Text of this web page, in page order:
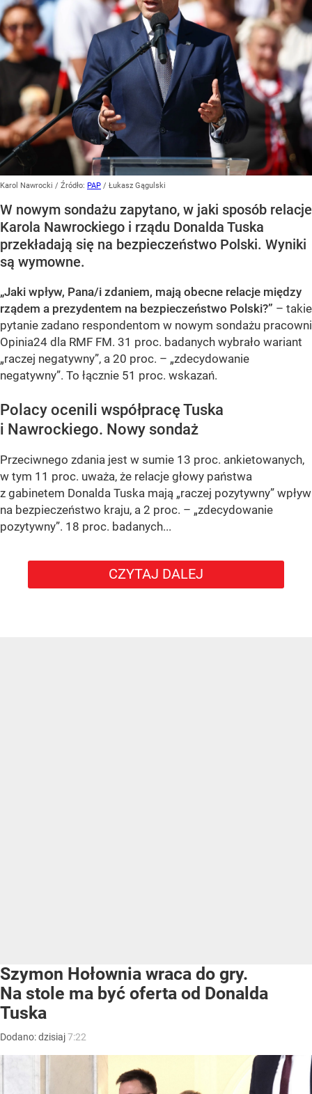
Karol Nawrocki / Źródło: PAP / Łukasz Gągulski
W nowym sondażu zapytano, w jaki sposób relacje
Karola Nawrockiego i rządu Donalda Tuska
przekładają się na bezpieczeństwo Polski. Wyniki
są wymowne.
„Jaki wpływ, Pana/i zdaniem, mają obecne relacje między
rządem a prezydentem na bezpieczeństwo Polski?” – takie
pytanie zadano respondentom w nowym sondażu pracowni
Opinia24 dla RMF FM. 31 proc. badanych wybrało wariant
„raczej negatywny”, a 20 proc. – „zdecydowanie
negatywny”. To łącznie 51 proc. wskazań.
Polacy ocenili współpracę Tuska
i Nawrockiego. Nowy sondaż
Przeciwnego zdania jest w sumie 13 proc. ankietowanych,
w tym 11 proc. uważa, że relacje głowy państwa
z gabinetem Donalda Tuska mają „raczej pozytywny” wpływ
na bezpieczeństwo kraju, a 2 proc. – „zdecydowanie
pozytywny”. 18 proc. badanych...
CZYTAJ DALEJ
Szymon Hołownia wraca do gry.
Na stole ma być oferta od Donalda
Tuska
Dodano:dzisiaj7:22